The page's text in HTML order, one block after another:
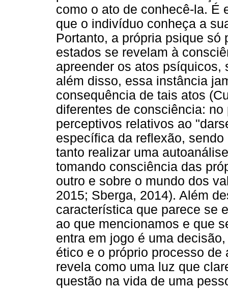
como o ato de conhecê-la. É
que o indivíduo conheça a
Portanto, a própria psique só
estados se revelam à
apreender os atos
além disso, essa instância
consequência de tais atos
diferentes de consciência:
perceptivos relativos ao
específica da reflexão,
tanto realizar uma
tomando consciência das
outro e sobre o mundo dos
2015; Sberga, 2014). Além
característica que parece se
ao que mencionamos e que
entra em jogo é uma
ético e o próprio processo
revela como uma luz que
questão na vida de uma